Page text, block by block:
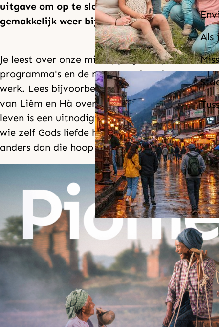
Als
uitgave om op te slaan en er later
gemakkelijk weer bij te pakken.
Je leest over onze missie, projecten,
programma's en de mensen achter het
werk. Lees bijvoorbeeld het bijzondere verhaal
van Liêm en Hà over twintig jaar zaaien. Hun
leven is een uitnodiging aan iedere christen:
wie zelf Gods liefde heeft ervaren, kan niet
anders dan die hoop delen met anderen.